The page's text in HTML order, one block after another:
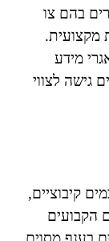
בהם צו
מקצועית.
מידע
גישה לצווי
קיבוציים,
הקבועים